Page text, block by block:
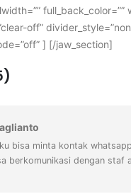
off”
] [/jaw_section]
bisa minta kontak
berkomunikasi dengan staf